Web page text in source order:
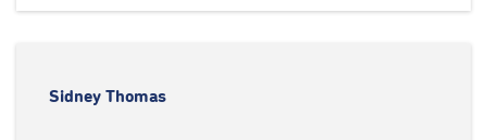
Sidney Thomas